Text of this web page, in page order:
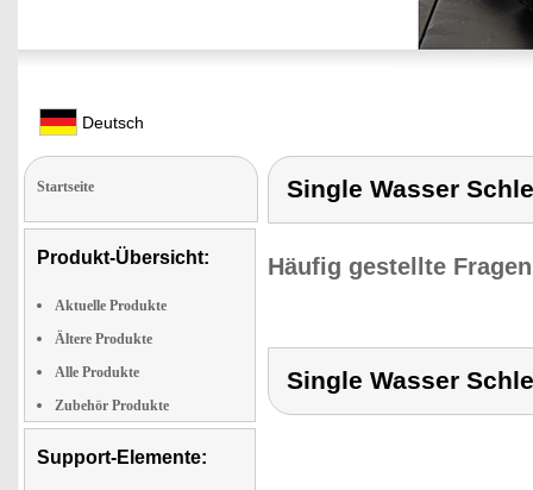
Deutsch
Startseite
Produkt-Übersicht:
Aktuelle Produkte
Ältere Produkte
Alle Produkte
Zubehör Produkte
Support-Elemente:
Single Wasser
Häufig gestellte
Single Wasser